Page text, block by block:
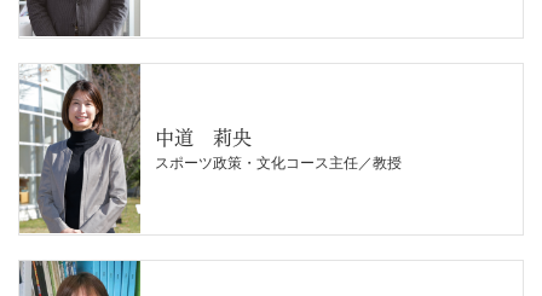
中道 莉央
スポーツ政策・文化コース主任／教授